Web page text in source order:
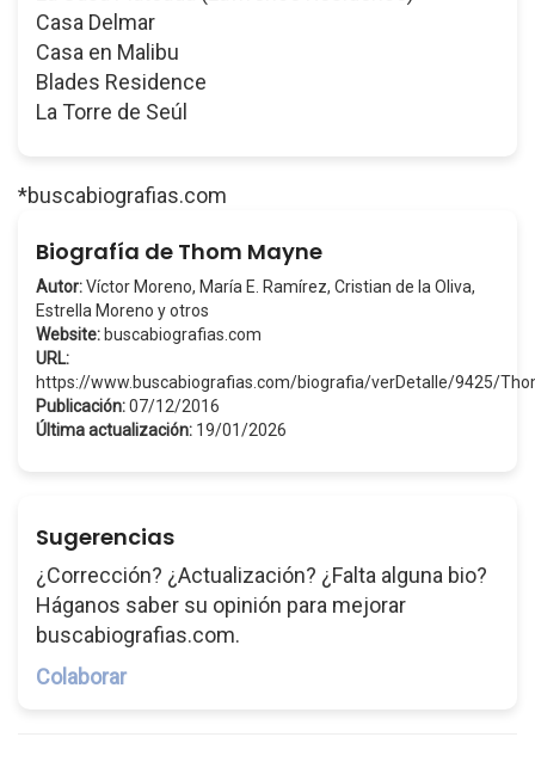
Casa Delmar
Casa en Malibu
Blades Residence
La Torre de Seúl
*buscabiografias.com
Biografía de Thom Mayne
Autor:Víctor Moreno, María E. Ramírez, Cristian de la Oliva,
Estrella Moreno y otros
Website: buscabiografias.com
URL:
https://www.buscabiografias.com/biografia/verDetalle/9425/
Publicación:07/12/2016
Última actualización: 19/01/2026
Sugerencias
¿Corrección? ¿Actualización? ¿Falta alguna bio?
Háganos saber su opinión para mejorar
buscabiografias.com.
Colaborar